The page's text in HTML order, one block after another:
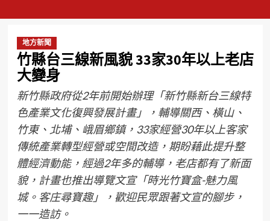
地方新聞
竹縣台三線新風貌 33家30年以上老店
大變身
新竹縣政府從2年前開始辦理「新竹縣新台三線特
色產業文化復興發展計畫」，輔導關西、橫山、
竹東、北埔、峨眉鄉鎮，33家經營30年以上客家
傳統產業轉型經營或空間改造，期盼藉此提升整
體經濟動能，經過2年多的輔導，老店都有了新面
貌，計畫也推出導覽文宣「時光竹寶盒-魅力風
城。客庄尋寶趣」，歡迎民眾跟著文宣的腳步，
一一造訪。